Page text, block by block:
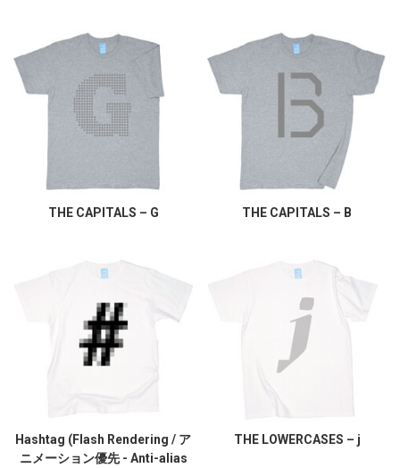
THE CAPITALS – G THE CAPITALS – B
Hashtag (Flash Rendering / ア
ニメーション優先 - Anti-alias
THE LOWERCASES – j